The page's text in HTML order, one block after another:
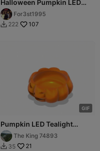
Halloween Pumpkin LED
Tealight Holder
For3st1995
 222 107
GIF
Pumpkin LED Tealight
HolderThe King 74893
 35 21